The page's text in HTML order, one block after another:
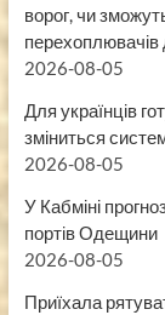
ворог, чи
2026-08-05
Для українців
зміниться
2026-08-05
У Кабміні
портів Одещини
2026-08-05
Приїхала